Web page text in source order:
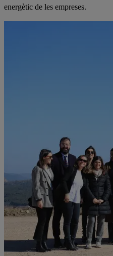
energètic de les empreses.